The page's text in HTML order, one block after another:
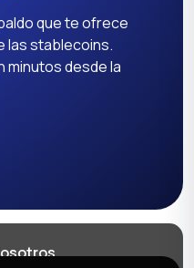
que te ofrece
las stablecoins.
minutos desde la